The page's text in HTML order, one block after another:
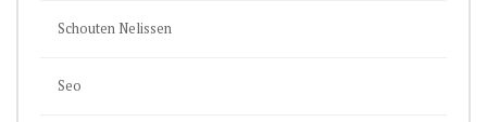
Schouten Nelissen
Seo